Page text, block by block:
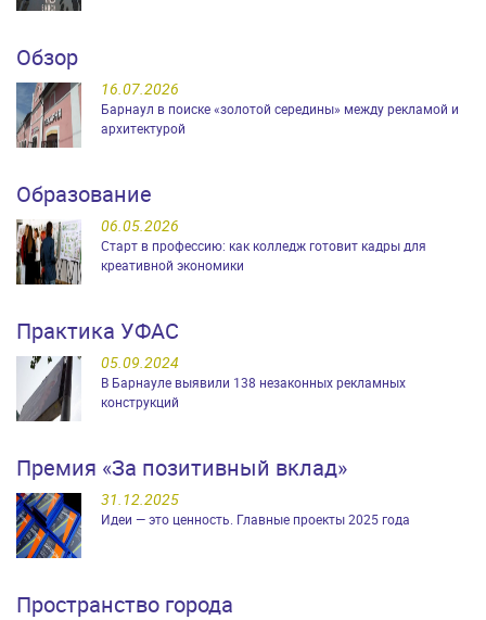
Обзор
16.07.2026
Барнаул в поиске «золотой середины» между рекламой и
архитектурой
Образование
06.05.2026
Старт в профессию: как колледж готовит кадры для
креативной экономики
Практика УФАС
05.09.2024
В Барнауле выявили 138 незаконных рекламных
конструкций
Премия «За позитивный вклад»
31.12.2025
Идеи — это ценность. Главные проекты 2025 года
Пространство города